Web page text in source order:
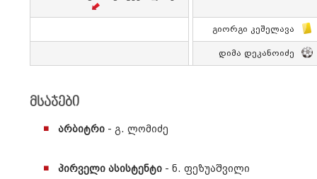
Გიორგი Კეშელავა
Დიმა Დეკანოიძე
მსაჯები
არბიტრი - გ. ლომიძე
პირველი ასისტენტი - ნ. ფეზუაშვილი